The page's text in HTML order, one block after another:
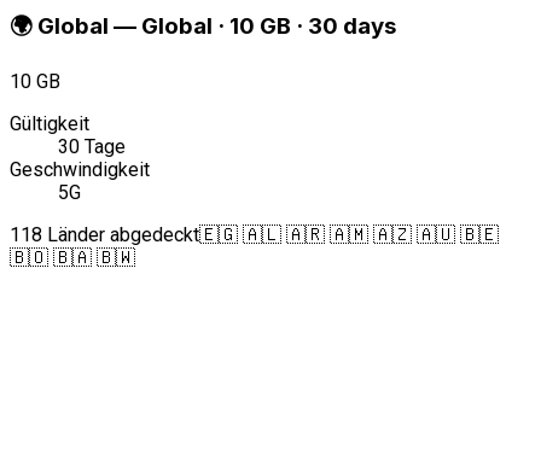
🌍 Global — Global · 10 GB · 30 days
10 GB
Gültigkeit
30 Tage
Geschwindigkeit
5G
118 Länder abgedeckt🇪🇬 🇦🇱 🇦🇷 🇦🇲 🇦🇿 🇦🇺 🇧🇪
🇧🇴 🇧🇦 🇧🇼